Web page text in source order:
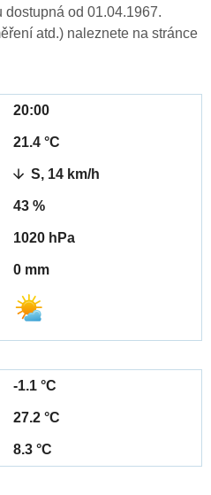
dostupná od 01.04.1967.
atd.) naleznete na stránce
20:00
21.4 °C
S, 14 km/h
43 %
1020 hPa
0 mm
-1.1 °C
27.2 °C
8.3 °C